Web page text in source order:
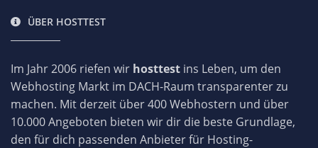
ÜBER HOSTTEST
Im Jahr 2006 riefen wir hosttest ins Leben, um den
Webhosting Markt im DACH-Raum transparenter zu
machen. Mit derzeit über 400 Webhostern und über
10.000 Angeboten bieten wir dir die beste Grundlage,
den für dich passenden Anbieter für Hosting-